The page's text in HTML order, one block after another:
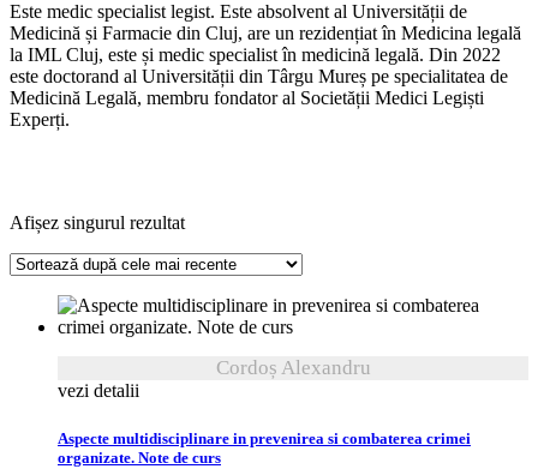
Este medic specialist legist. Este absolvent al Universității de
Medicină și Farmacie din Cluj, are un rezidențiat în Medicina legală
la IML Cluj, este și medic specialist în medicină legală. Din 2022
este doctorand al Universității din Târgu Mureș pe specialitatea de
Medicină Legală, membru fondator al Societății Medici Legiști
Experți.
Afișez singurul rezultat
Cordoș Alexandru
vezi detalii
Aspecte multidisciplinare in prevenirea si combaterea crimei
organizate. Note de curs